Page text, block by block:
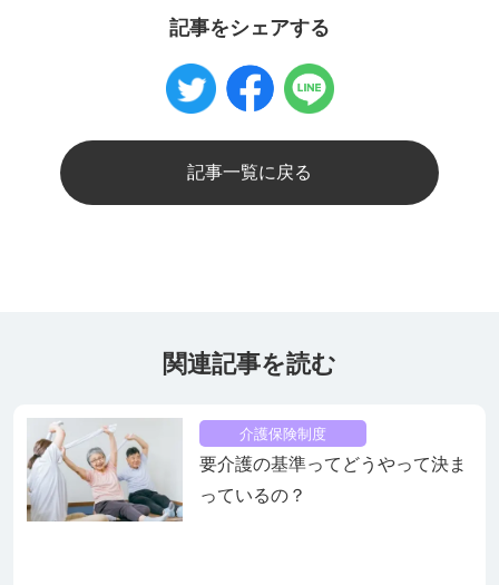
記事をシェアする
記事一覧に戻る
関連記事を読む
介護保険制度
要介護の基準ってどうやって決ま
っているの？